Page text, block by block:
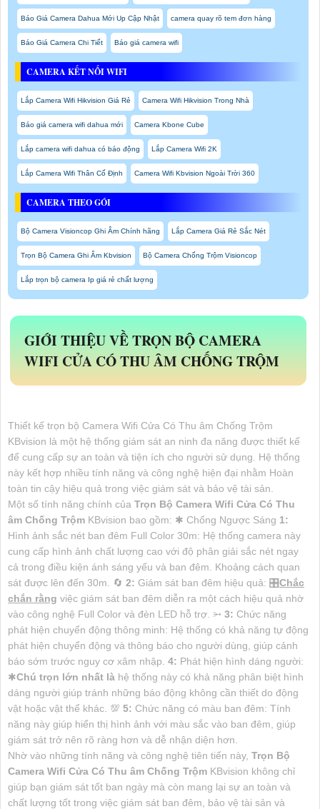
Báo Giá Camera Dahua Mới Up Cập Nhật camera quay rõ tem đơn hàng
Báo Giá Camera Chi Tiết Báo giá camera wifi
CAMERA KẾT NỐI WIFI
Lắp Camera Wifi Hikvision Giá Rẻ Camera Wifi Hikvision Trong Nhà
Báo giá camera wifi dahua mới Camera Kbone Cube
Lắp camera wifi dahua có báo động Lắp Camera Wifi 2K
Lắp Camera Wifi Thân Cố Định Camera Wifi Kbvision Ngoài Trời 360
CAMERA THEO GÓI
Bộ Camera Visioncop Ghi Âm Chính hãng Lắp Camera Giá Rẻ Sắc Nét
Trọn Bộ Camera Ghi Âm Kbvision Bộ Camera Chống Trộm Visioncop
Lắp trọn bộ camera Ip giá rẻ chất lượng
GIỚI THIỆU VỀTRỌN BỘ CAMERA
WIFI CỬA CÓ THU ÂM CHỐNG TRỘM
Thiết kế trọn bộ Camera Wifi Cửa Có Thu âm Chống Trộm
KBvision là một hệ thống giám sát an ninh đa năng được thiết kế
để cung cấp sự an toàn và tiện ích cho người sử dụng. Hệ thống
này kết hợp nhiều tính năng và công nghệ hiện đại nhằm Hoàn
toàn tin cậy hiệu quả trong việc giám sát và bảo vệ tài sản.
Một số tính năng chính của Trọn Bộ Camera Wifi Cửa Có Thu
âm Chống Trộm KBvision bao gồm: ✱ Chống Ngược Sáng 1:
Hình ảnh sắc nét ban đêm Full Color 30m: Hệ thống camera này
cung cấp hình ảnh chất lượng cao với độ phân giải sắc nét ngay
cả trong điều kiện ánh sáng yếu và ban đêm. Khoảng cách quan
sát được lên đến 30m. 🔄 2: Giám sát ban đêm hiệu quả: 🎛Chắc
chắn rằng việc giám sát ban đêm diễn ra một cách hiệu quả nhờ
vào công nghệ Full Color và đèn LED hỗ trợ. ⭃ 3: Chức năng
phát hiện chuyển động thông minh: Hệ thống có khả năng tự động
phát hiện chuyển động và thông báo cho người dùng, giúp cảnh
báo sớm trước nguy cơ xâm nhập. 4: Phát hiện hình dáng người:
✱Chú trọn lớn nhất là hệ thống này có khả năng phân biệt hình
dáng người giúp tránh những báo động không cần thiết do động
vật hoặc vật thể khác. 💯 5: Chức năng có màu ban đêm: Tính
năng này giúp hiển thị hình ảnh với màu sắc vào ban đêm, giúp
giám sát trở nên rõ ràng hơn và dễ nhận diện hơn.
Nhờ vào những tính năng và công nghệ tiên tiến này, Trọn Bộ
Camera Wifi Cửa Có Thu âm Chống Trộm KBvision không chỉ
giúp bạn giám sát tốt ban ngày mà còn mang lại sự an toàn và
chất lượng tốt trong việc giám sát ban đêm, bảo vệ tài sản và